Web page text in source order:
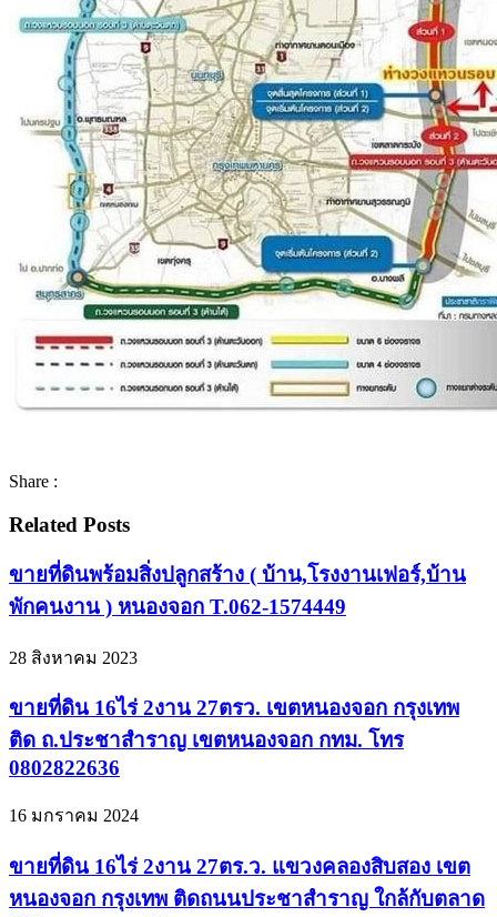
Share :
Related Posts
ขายที่ดินพร้อมสิ่งปลูกสร้าง ( บ้าน,โรงงานเฟอร์,บ้าน
พักคนงาน ) หนองจอก T.062-1574449
28 สิงหาคม 2023
ขายที่ดิน 16ไร่ 2งาน 27ตรว. เขตหนองจอก กรุงเทพ
ติด ถ.ประชาสำราญ เขตหนองจอก กทม. โทร
0802822636
16 มกราคม 2024
ขายที่ดิน 16ไร่ 2งาน 27ตร.ว. แขวงคลองสิบสอง เขต
หนองจอก กรุงเทพ ติดถนนประชาสำราญ ใกล้กับตลาด